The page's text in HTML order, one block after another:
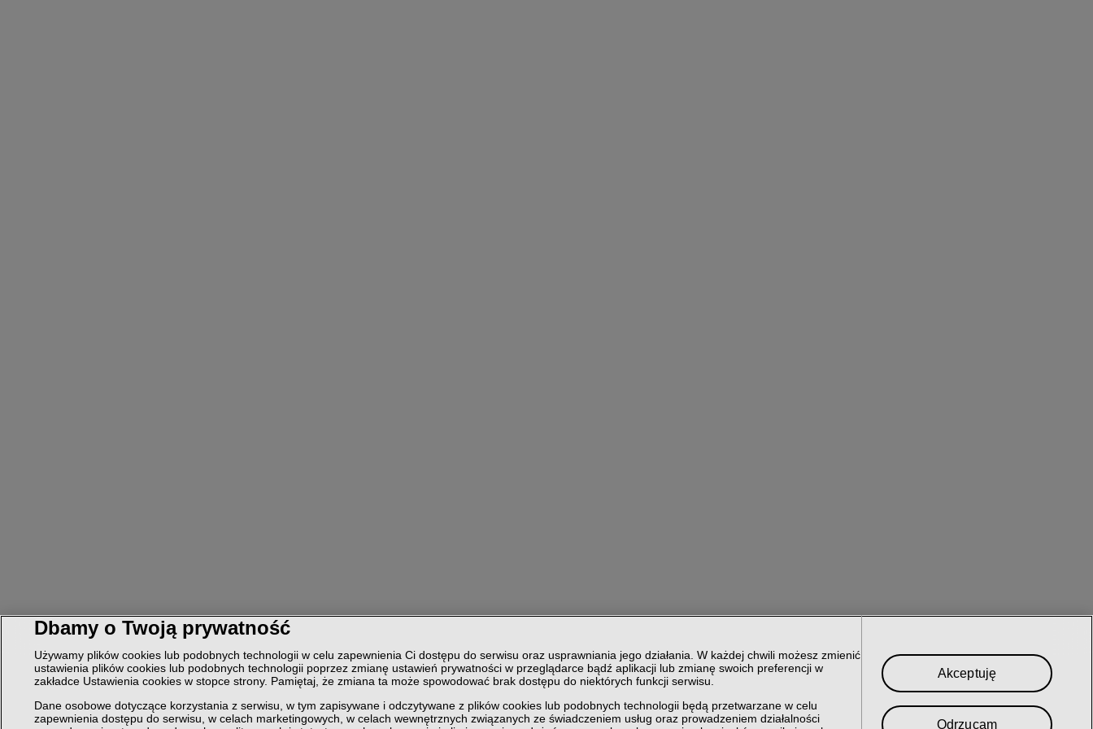
Dbamy o Twoją prywatność
Używamy plików cookies lub podobnych technologii w celu zapewnienia Ci dostępu do serwisu oraz usprawniania jego działania. W każdej chwili możesz zmienić
ustawienia plików cookies lub podobnych technologii poprzez zmianę ustawień prywatności w przeglądarce bądź aplikacji lub zmianę swoich preferencji w
zakładce Ustawienia cookies w stopce strony. Pamiętaj, że zmiana ta może spowodować brak dostępu do niektórych funkcji serwisu.
Dane osobowe dotyczące korzystania z serwisu, w tym zapisywane i odczytywane z plików cookies lub podobnych technologii będą przetwarzane w celu
zapewnienia dostępu do serwisu, w celach marketingowych, w celach wewnętrznych związanych ze świadczeniem usług oraz prowadzeniem działalności
Akceptuję
Odrzucam